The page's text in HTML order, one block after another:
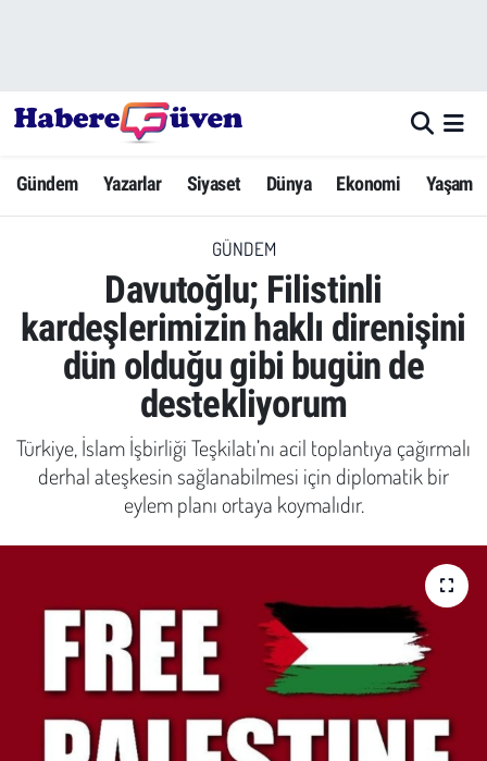
Gündem Yazarlar Siyaset Dünya Ekonomi Yaşam
GÜNDEM
Davutoğlu; Filistinli
kardeşlerimizin haklı direnişini
dün olduğu gibi bugün de
destekliyorum
Türkiye, İslam İşbirliği Teşkilatı’nı acil toplantıya çağırmalı
derhal ateşkesin sağlanabilmesi için diplomatik bir
eylem planı ortaya koymalıdır.
Yazarlar
Dünya
Ekonomi
Yaşam
Yerel Haberler
Eğitim
Emek
Spor
Çocuk
Hava Durumu
Trafik Durumu
Süper Lig Puan Durumu ve Fikstür
Tüm Manşetler
Son Dakika Haberleri
Haber Arşivi